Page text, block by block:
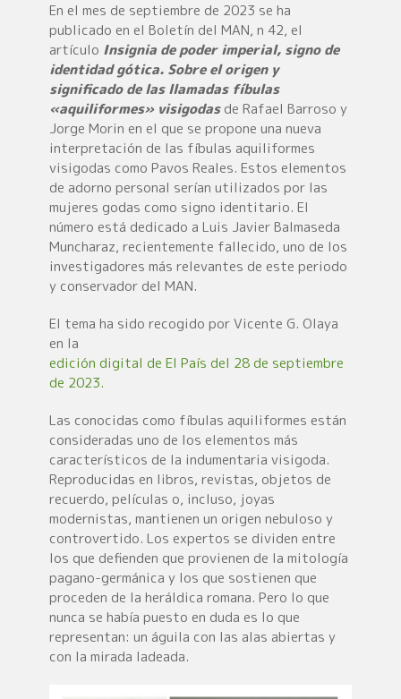
En el mes de septiembre de 2023 se ha
publicado en el Boletín del MAN, n 42, el
artículo Insignia de poder imperial, signo de
identidad gótica. Sobre el origen y
significado de las llamadas fíbulas
«aquiliformes» visigodasde Rafael Barroso y
Jorge Morin en el que se propone una nueva
interpretación de las fíbulas aquiliformes
visigodas como Pavos Reales. Estos elementos
de adorno personal serían utilizados por las
mujeres godas como signo identitario. El
número está dedicado a Luis Javier Balmaseda
Muncharaz, recientemente fallecido, uno de los
investigadores más relevantes de este periodo
y conservador del MAN.
El tema ha sido recogido por Vicente G. Olaya
en la
edición digital de El País del 28 de septiembre
de 2023.
Las conocidas como fíbulas aquiliformes están
consideradas uno de los elementos más
característicos de la indumentaria visigoda.
Reproducidas en libros, revistas, objetos de
recuerdo, películas o, incluso, joyas
modernistas, mantienen un origen nebuloso y
controvertido. Los expertos se dividen entre
los que defienden que provienen de la mitología
pagano-germánica y los que sostienen que
proceden de la heráldica romana. Pero lo que
nunca se había puesto en duda es lo que
representan: un águila con las alas abiertas y
con la mirada ladeada.